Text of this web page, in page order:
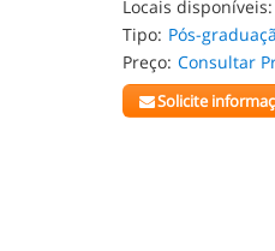
Locais disponíveis:
Tipo: Pós-
Preço: Consultar
Solicite